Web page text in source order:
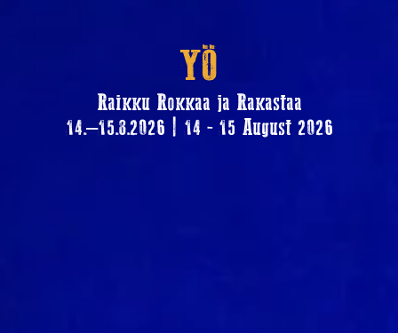
YÖ
Raikku Rokkaa ja Rakastaa
14.–15.8.2026 | 14 - 15 August 2026